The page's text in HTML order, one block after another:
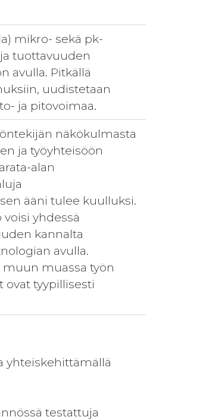
mikro- sekä pk-
tuottavuuden
avulla. Pitkällä
uudistetaan
ja pitovoimaa.
näkökulmasta
ja työyhteisöön
alan
ääni tulee kuulluksi.
yhdessä
kannalta
avulla.
muassa työn
ovat tyypillisesti
yhteiskehittämällä
testattuja